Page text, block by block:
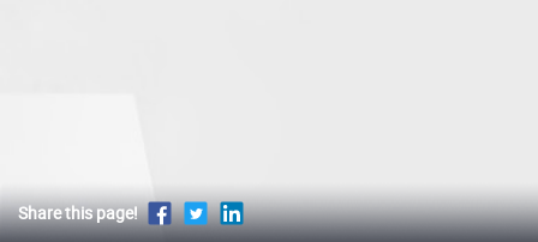
Share this page!